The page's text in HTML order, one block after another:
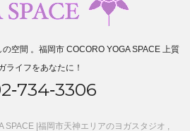
空間 。福岡市 COCORO YOGA SPACE 上質
ライフをあなたに！
|福岡市天神エリアのヨガスタジオ ,